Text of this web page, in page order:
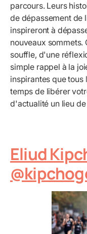
parcours. Leurs
de dépassement de
inspireront à
nouveaux
souffle, d'une
simple rappel à la
inspirantes que tous
temps de libérer
d'actualité un lieu
Eliud